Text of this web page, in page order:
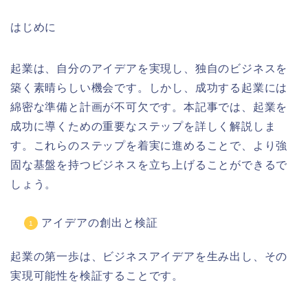
はじめに
起業は、自分のアイデアを実現し、独自のビジネスを
築く素晴らしい機会です。しかし、成功する起業には
綿密な準備と計画が不可欠です。本記事では、起業を
成功に導くための重要なステップを詳しく解説しま
す。これらのステップを着実に進めることで、より強
固な基盤を持つビジネスを立ち上げることができるで
しょう。
アイデアの創出と検証
起業の第一歩は、ビジネスアイデアを生み出し、その
実現可能性を検証することです。